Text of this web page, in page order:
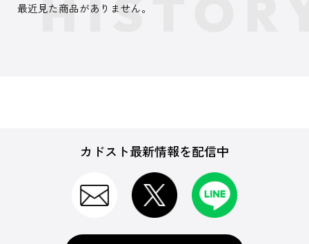
最近見た商品がありません。
カドスト最新情報を配信中